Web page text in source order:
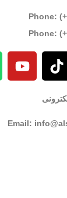
Phone:
Phone:
Email: